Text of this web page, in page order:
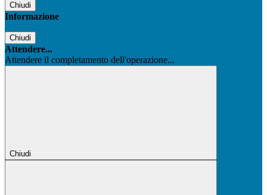
Chiudi
Informazione
Chiudi
Attendere...
Attendere il completamento dell'operazione...
Chiudi